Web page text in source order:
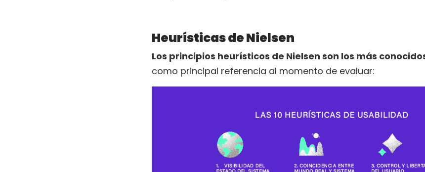
Heurísticas de Nielsen
Los principios heurísticos de Nielsen son los más
como principal referencia al momento de evaluar: